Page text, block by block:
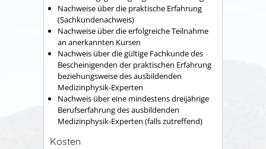
Nachweise über die praktische Erfahrung
(Sachkundenachweis)
Nachweise über die erfolgreiche Teilnahme
an anerkannten Kursen
Nachweis über die gültige Fachkunde des
Bescheinigenden der praktischen Erfahrung
beziehungsweise des ausbildenden
Medizinphysik-Experten
Nachweis über eine mindestens dreijährige
Berufserfahrung des ausbildenden
Medizinphysik-Experten (falls zutreffend)
Kosten